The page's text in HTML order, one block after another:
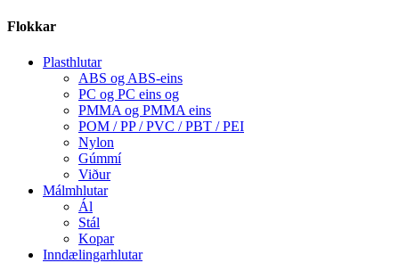
Flokkar
Plasthlutar
ABS og ABS-eins
PC og PC eins og
PMMA og PMMA eins
POM / PP / PVC / PBT / PEI
Nylon
Gúmmí
Viður
Málmhlutar
Ál
Stál
Kopar
Inndælingarhlutar